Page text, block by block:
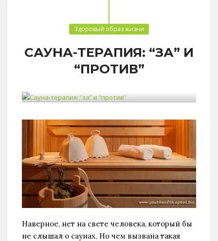
Здоровый образ жизни
САУНА-ТЕРАПИЯ: “ЗА” И
“ПРОТИВ”
Наверное, нет на свете человека, который бы
не слышал о саунах. Но чем вызвана такая